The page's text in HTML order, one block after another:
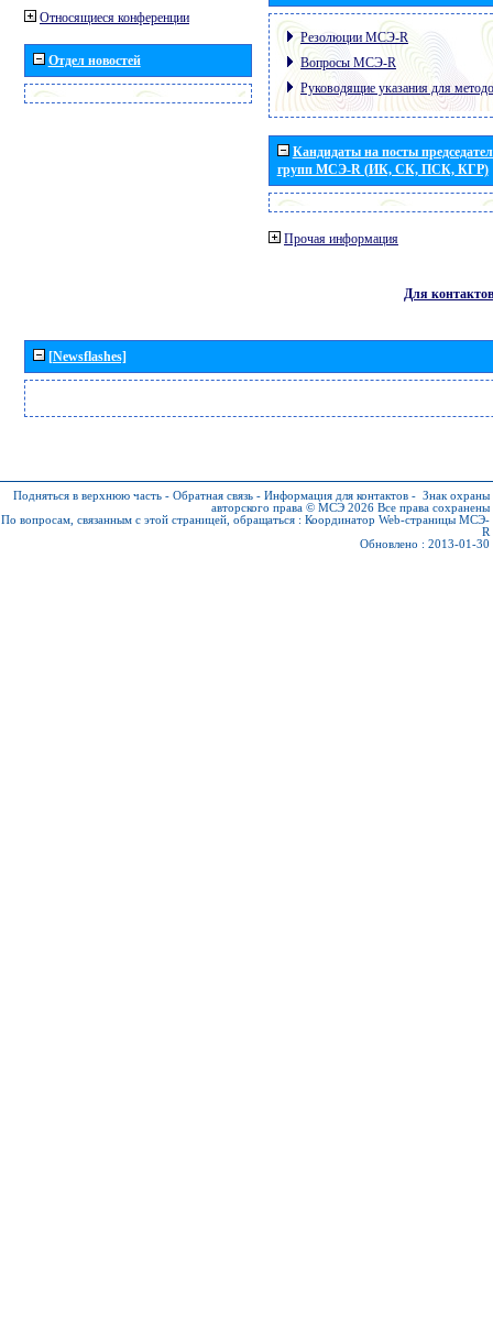
Относящиеся конференции
Отдел новостей
Резолюции МСЭ-R
Вопросы МСЭ-R
Руководящие указания для
Кандидаты на посты
групп МСЭ-R (ИК, СК, ПСК, КГР)
Прочая информация
Для контактов
[Newsflashes]
Подняться в верхнюю часть - Обратная связь - Информация для контактов - Знак охраны
авторского права © МСЭ 2026 Все права сохранены
По вопросам, связанным с этой страницей, обращаться : Координатор Web-страницы МСЭ-
R
Обновлено : 2013-01-30